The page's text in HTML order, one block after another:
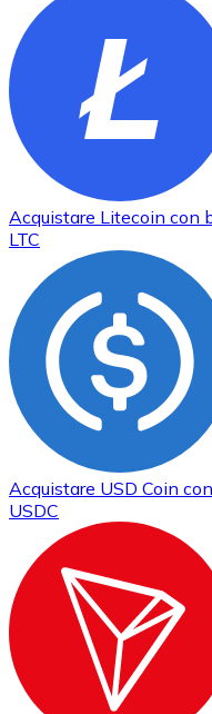
Acquistare Litecoin con
LTC
Acquistare USD Coin
USDC